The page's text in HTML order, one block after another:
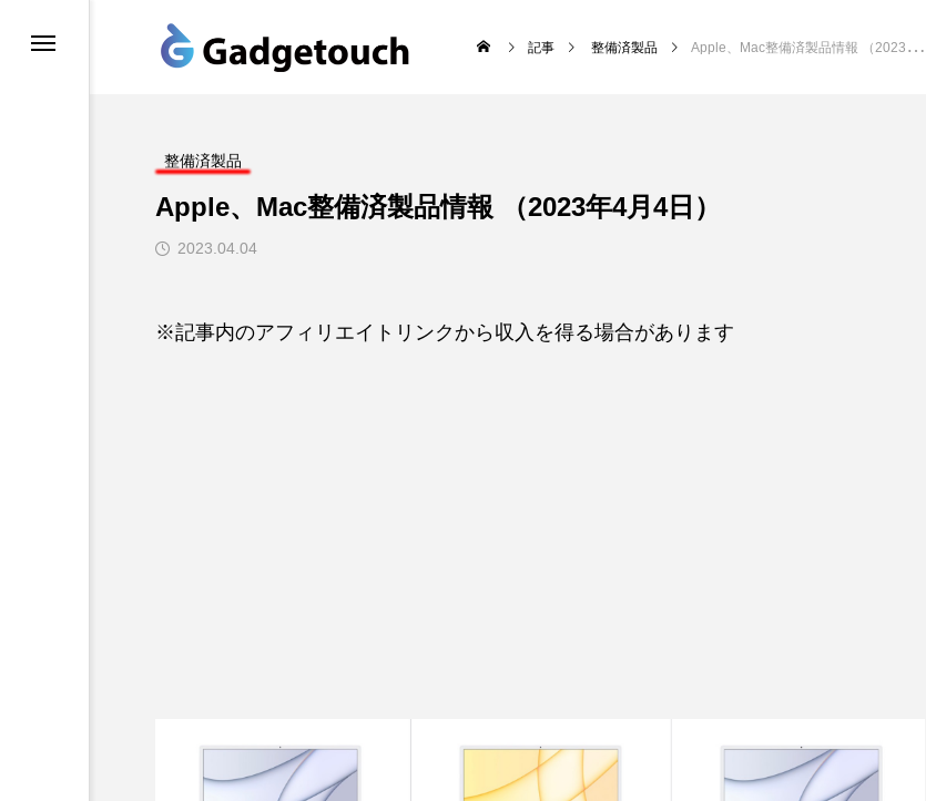
記事 整備済製品 Apple、Mac整備済製品情報 （2023年4月4日）
整備済製品
Apple、Mac整備済製品情報 （2023年4月4日）
2023.04.04
※記事内のアフィリエイトリンクから収入を得る場合があります